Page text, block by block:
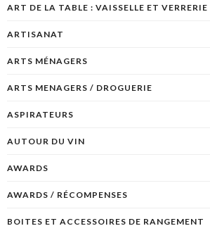
ART DE LA TABLE : VAISSELLE ET VERRERIE
ARTISANAT
ARTS MÉNAGERS
ARTS MENAGERS / DROGUERIE
ASPIRATEURS
AUTOUR DU VIN
AWARDS
AWARDS / RÉCOMPENSES
BOITES ET ACCESSOIRES DE RANGEMENT